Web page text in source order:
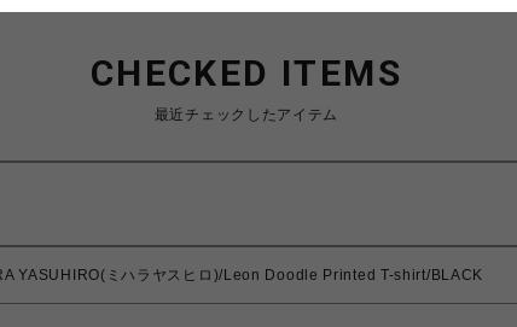
CHECKED ITEMS
最近チェックしたアイテム
YASUHIRO(ミハラヤスヒロ)/Leon Doodle Printed T-shirt/BLACK